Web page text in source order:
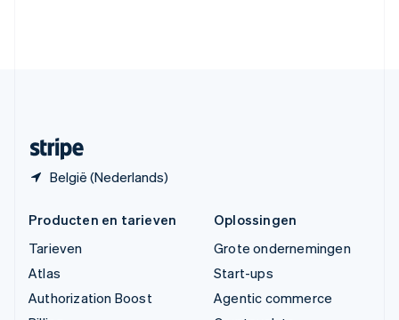
België (Nederlands)
Producten en tarieven
Tarieven
Atlas
Authorization Boost
Oplossingen
Grote ondernemingen
Start-ups
Agentic commerce